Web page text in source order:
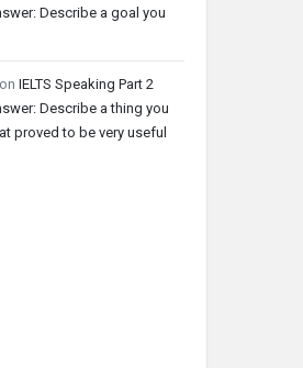
Describe a goal you
on IELTS Speaking Part 2
Describe a thing you
proved to be very useful